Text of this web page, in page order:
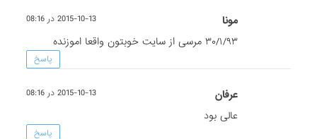
مونا 2015-10-13 در 08:16
۳۰/۱/۹۳ مرسی از سایت خوبتون واقعا اموزنده
پاسخ
عرفان 2015-10-13 در 08:16
عالی بود
پاسخ